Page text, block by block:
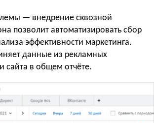
— внедрение сквозной
позволит автоматизировать сбор
эффективности маркетинга.
данные из рекламных
сайта в общем отчёте.